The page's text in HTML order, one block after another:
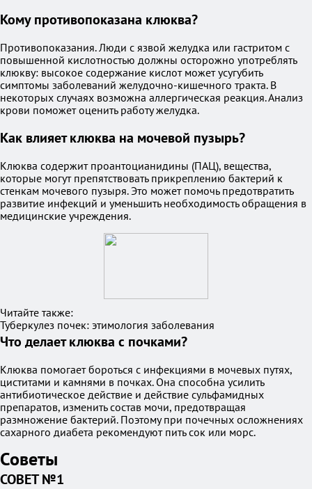
Кому противопоказана клюква?
Противопоказания. Люди с язвой желудка или гастритом с
повышенной кислотностью должны осторожно употреблять
клюкву: высокое содержание кислот может усугубить
симптомы заболеваний желудочно-кишечного тракта. В
некоторых случаях возможна аллергическая реакция. Анализ
крови поможет оценить работу желудка.
Как влияет клюква на мочевой пузырь?
Клюква содержит проантоцианидины (ПАЦ), вещества,
которые могут препятствовать прикреплению бактерий к
стенкам мочевого пузыря. Это может помочь предотвратить
развитие инфекций и уменьшить необходимость обращения в
медицинские учреждения.
Читайте также:
Туберкулез почек: этимология заболевания
Что делает клюква с почками?
Клюква помогает бороться с инфекциями в мочевых путях,
циститами и камнями в почках. Она способна усилить
антибиотическое действие и действие сульфамидных
препаратов, изменить состав мочи, предотвращая
размножение бактерий. Поэтому при почечных осложнениях
сахарного диабета рекомендуют пить сок или морс.
Советы
СОВЕТ №1